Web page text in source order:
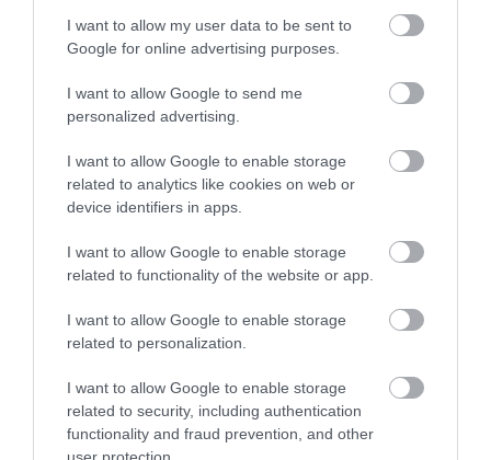
I want to allow my user data to be sent to
Google for online advertising purposes.
I want to allow Google to send me
personalized advertising.
I want to allow Google to enable storage
related to analytics like cookies on web or
device identifiers in apps.
I want to allow Google to enable storage
related to functionality of the website or app.
I want to allow Google to enable storage
related to personalization.
I want to allow Google to enable storage
related to security, including authentication
functionality and fraud prevention, and other
user protection.
Νέο επίδομα 600 ευρώ για
σπουδαστές: Οι δικαιούχοι
07.08.2026 | 19:00
Αυτός ο δήμος της Εύβοιας πάει
στα δικαστήρια για τις
ανεμογεννήτριες
Τραγική κατάληξη είχε η
θαλάσσια εκδρομή για 57χρονο
τουρίστα
07.08.2026 | 18:20
Βαρύ πένθος για τον εκπαιδευτικό
από την Εύβοια που έφυγε από τη
07.08.2026 | 18:00
Έσπασαν πιάτα στο
κεφάλι του Αταμάν –
Βίντεο από τη Σύμη
Α. Ο. Χαλκίς: Στον
κίνηση του κ.
Χρυσόστομου μέσα στο
γήπεδο που συγκίνησε
Ευρώπη: Οι αντίπαλοι
Παναθηναϊκού και
Α. Ο. Χαλκίς: Σήμερα η
πρώτη επίσημη της